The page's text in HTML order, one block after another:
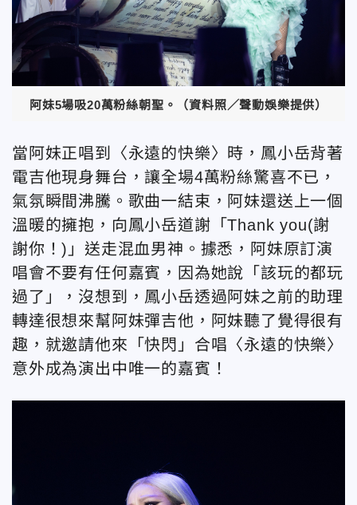
阿妹5場吸20萬粉絲朝聖。（資料照／聲動娛樂提供）
當阿妹正唱到〈永遠的快樂〉時，鳳小岳背著
電吉他現身舞台，讓全場4萬粉絲驚喜不已，
氣氛瞬間沸騰。歌曲一結束，阿妹還送上一個
溫暖的擁抱，向鳳小岳道謝「Thank you(謝
謝你！)」送走混血男神。據悉，阿妹原訂演
唱會不要有任何嘉賓，因為她說「該玩的都玩
過了」，沒想到，鳳小岳透過阿妹之前的助理
轉達很想來幫阿妹彈吉他，阿妹聽了覺得很有
趣，就邀請他來「快閃」合唱〈永遠的快樂〉
意外成為演出中唯一的嘉賓！